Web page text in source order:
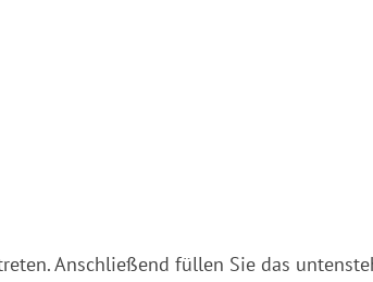
Anschließend füllen Sie das